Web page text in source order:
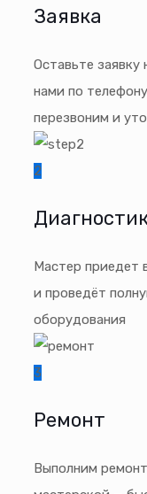
Заявка
Оставьте заявку
нами по
перезвоним и
2
Мастер приедет
и проведёт
оборудования
3
Ремонт
Выполним